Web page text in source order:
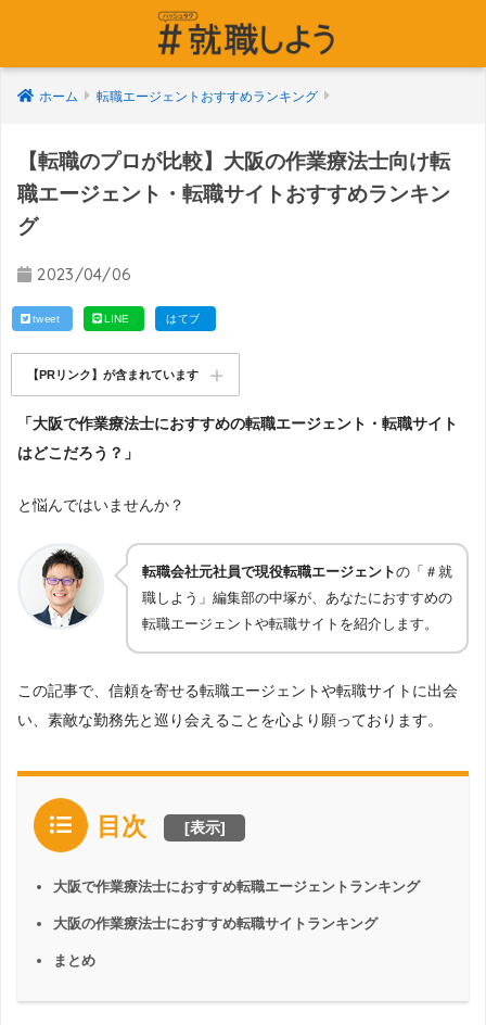
ホーム 転職エージェントおすすめランキング
【転職のプロが比較】大阪の作業療法士向け転
職エージェント・転職サイトおすすめランキン
グ
2023/04/06
tweet LINE はてブ
【PRリンク】が含まれています
「大阪で作業療法士におすすめの転職エージェント・転職サイト
はどこだろう？」
と悩んではいませんか？
転職会社元社員で現役転職エージェントの「＃就
職しよう」編集部の中塚が、あなたにおすすめの
転職エージェントや転職サイトを紹介します。
この記事で、信頼を寄せる転職エージェントや転職サイトに出会
い、素敵な勤務先と巡り会えることを心より願っております。
目次 [表示]
大阪で作業療法士におすすめ転職エージェントランキング
大阪の作業療法士におすすめ転職サイトランキング
まとめ